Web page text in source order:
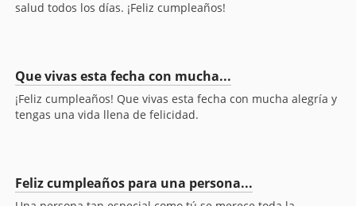
salud todos los días. ¡Feliz cumpleaños!
Que vivas esta fecha con mucha...
¡Feliz cumpleaños! Que vivas esta fecha con mucha alegría y
tengas una vida llena de felicidad.
Feliz cumpleaños para una persona...